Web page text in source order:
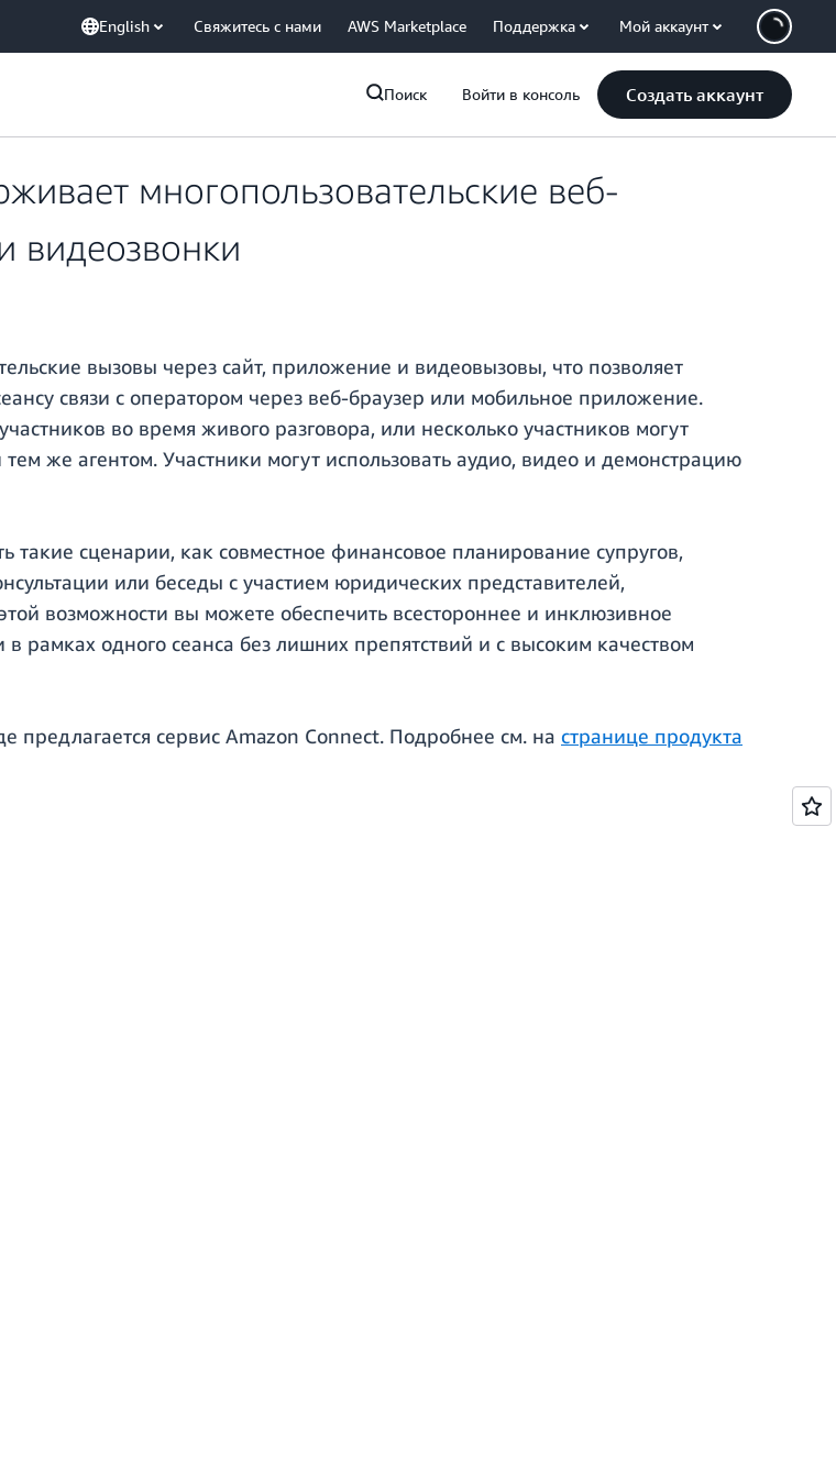
English Свяжитесь с нами AWS Marketplace Поддержка Мой аккаунт
Поиск Войти в консоль Создать аккаунт
многопользовательские веб-
видеозвонки
вызовы через сайт, приложение и видеовызовы, что позволяет
связи с оператором через веб-браузер или мобильное приложение.
во время живого разговора, или несколько участников могут
же агентом. Участники могут использовать аудио, видео и демонстрацию
такие сценарии, как совместное финансовое планирование супругов,
или беседы с участием юридических представителей,
возможности вы можете обеспечить всестороннее и инклюзивное
рамках одного сеанса без лишних препятствий и с высоким качеством
предлагается сервис Amazon Connect. Подробнее см. на странице продукта